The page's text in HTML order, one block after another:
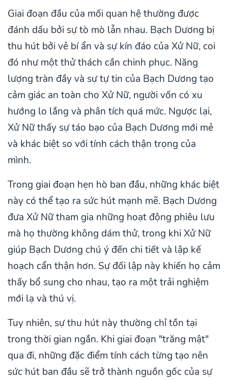
Giai đoạn đầu của mối quan hệ thường được
đánh dấu bởi sự tò mò lẫn nhau. Bạch Dương bị
thu hút bởi vẻ bí ẩn và sự kín đáo của Xử Nữ, coi
đó như một thử thách cần chinh phục. Năng
lượng tràn đầy và sự tự tin của Bạch Dương tạo
cảm giác an toàn cho Xử Nữ, người vốn có xu
hướng lo lắng và phân tích quá mức. Ngược lại,
Xử Nữ thấy sự táo bạo của Bạch Dương mới mẻ
và khác biệt so với tính cách thận trọng của
mình.
Trong giai đoạn hẹn hò ban đầu, những khác biệt
này có thể tạo ra sức hút mạnh mẽ. Bạch Dương
đưa Xử Nữ tham gia những hoạt động phiêu lưu
mà họ thường không dám thử, trong khi Xử Nữ
giúp Bạch Dương chú ý đến chi tiết và lập kế
hoạch cẩn thận hơn. Sự đối lập này khiến họ cảm
thấy bổ sung cho nhau, tạo ra một trải nghiệm
mới lạ và thú vị.
Tuy nhiên, sự thu hút này thường chỉ tồn tại
trong thời gian ngắn. Khi giai đoạn "trăng mật"
qua đi, những đặc điểm tính cách từng tạo nên
sức hút ban đầu sẽ trở thành nguồn gốc của sự